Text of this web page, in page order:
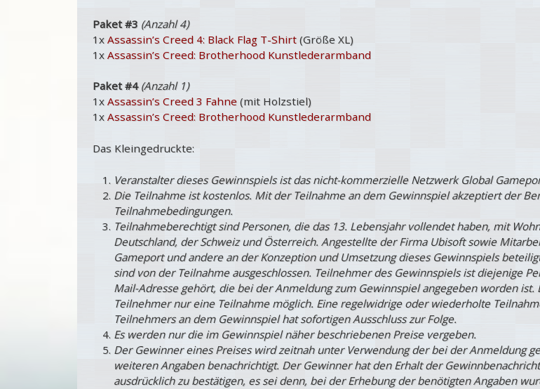
Paket #3 (Anzahl 4)
1x Assassin’s Creed 4: Black Flag T-Shirt(Größe XL)
1x Assassin’s Creed: Brotherhood Kunstlederarmband
Paket #4 (Anzahl 1)
1x Assassin’s Creed 3 Fahne(mit Holzstiel)
1x Assassin’s Creed: Brotherhood Kunstlederarmband
Das Kleingedruckte:
Veranstalter dieses Gewinnspiels ist das nicht-kommerzielle Netzwerk Global
Die Teilnahme ist kostenlos. Mit der Teilnahme an dem Gewinnspiel akzeptiert der
Teilnahmebedingungen.
Teilnahmeberechtigt sind Personen, die das 13. Lebensjahr vollendet haben, mit
Deutschland, der Schweiz und Österreich. Angestellte der Firma Ubisoft sowie
Gameport und andere an der Konzeption und Umsetzung dieses Gewinnspiels
sind von der Teilnahme ausgeschlossen. Teilnehmer des Gewinnspiels ist diejenige
Mail-Adresse gehört, die bei der Anmeldung zum Gewinnspiel angegeben worden ist.
Teilnehmer nur eine Teilnahme möglich. Eine regelwidrige oder wiederholte
Teilnehmers an dem Gewinnspiel hat sofortigen Ausschluss zur Folge.
Es werden nur die im Gewinnspiel näher beschriebenen Preise vergeben.
Der Gewinner eines Preises wird zeitnah unter Verwendung der bei der Anmeldung
weiteren Angaben benachrichtigt. Der Gewinner hat den Erhalt der
ausdrücklich zu bestätigen, es sei denn, bei der Erhebung der benötigten Angaben